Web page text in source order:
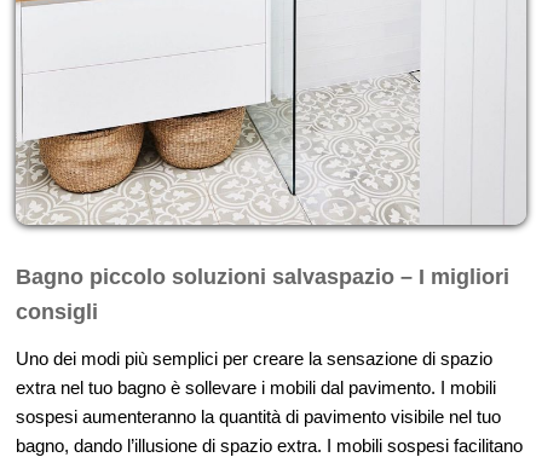
Bagno piccolo soluzioni salvaspazio – I migliori
consigli
Uno dei modi più semplici per creare la sensazione di spazio
extra nel tuo bagno è sollevare i mobili dal pavimento. I mobili
sospesi aumenteranno la quantità di pavimento visibile nel tuo
bagno, dando l’illusione di spazio extra. I mobili sospesi facilitano